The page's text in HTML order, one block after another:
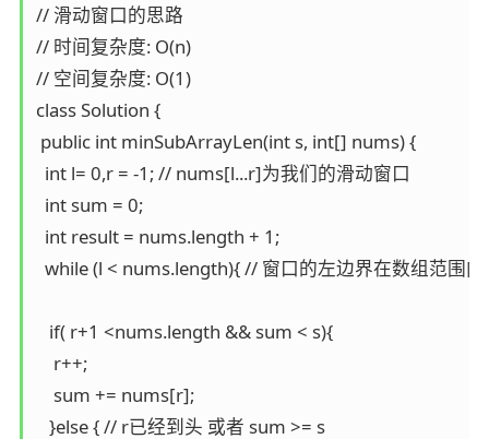
// 滑动窗口的思路
// 时间复杂度: O(n)
// 空间复杂度: O(1)
class Solution {
public int minSubArrayLen(int s, int[] nums) {
  int l= 0,r = -1; // nums[l...r]为我们的滑动窗口
  int sum = 0;
  int result = nums.length + 1;
while (l < nums.length){ // 窗口的左边界在数组范围
   if( r+1 <nums.length && sum < s){
    r++;
    sum += nums[r];
   }else { // r已经到头 或者 sum >= s